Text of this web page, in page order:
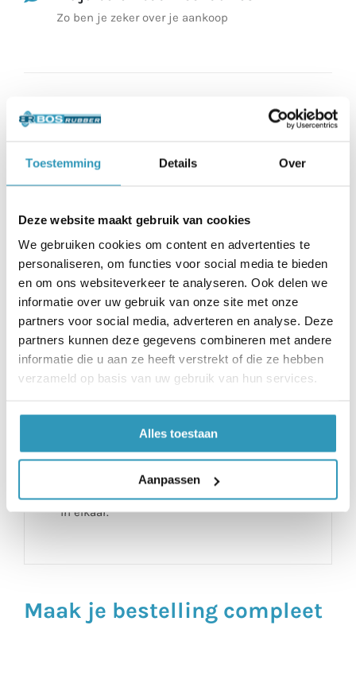
Toestemming Details Over
Deze website maakt gebruik van cookies
We gebruiken cookies om content en advertenties te
personaliseren, om functies voor social media te bieden
en om ons websiteverkeer te analyseren. Ook delen we
informatie over uw gebruik van onze site met onze
partners voor social media, adverteren en analyse. Deze
partners kunnen deze gegevens combineren met andere
informatie die u aan ze heeft verstrekt of die ze hebben
verzameld op basis van uw gebruik van hun services.
Alles toestaan
Aanpassen
Zo ben je zeker over je aankoop
Onze puzzelbare afwerkprofielen zijn
100x23cm en door de afgeschuinde zijde,
slechts aan één zijde te gebruiken. De
puzzeltegels zijn aan beide
Deze passen namelijk enkel op één manier
in elkaar.
Maak je bestelling compleet